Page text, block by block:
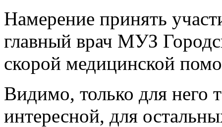
Намерение принять
главный врач МУЗ
скорой медицинской
Видимо, только для него
интересной, для